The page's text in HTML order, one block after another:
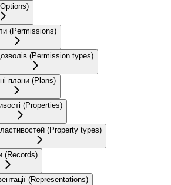
(Permissions)
(Permission types)
плани (Plans)
(Properties)
(Property types)
(Records)
(Representations)